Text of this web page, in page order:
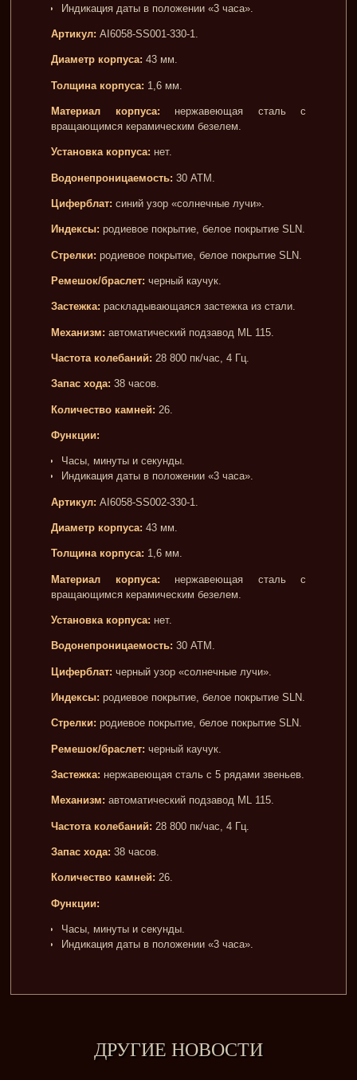
Индикация даты в положении «3 часа».
Артикул: AI6058-SS001-330-1.
Диаметр корпуса: 43 мм.
Толщина корпуса: 1,6 мм.
Материал корпуса: нержавеющая сталь с
вращающимся керамическим безелем.
Установка корпуса: нет.
Водонепроницаемость: 30 АТМ.
Циферблат: синий узор «солнечные лучи».
Индексы: родиевое покрытие, белое покрытие SLN.
Стрелки: родиевое покрытие, белое покрытие SLN.
Ремешок/браслет: черный каучук.
Застежка: раскладывающаяся застежка из стали.
Механизм: автоматический подзавод ML 115.
Частота колебаний: 28 800 пк/час, 4 Гц.
Запас хода: 38 часов.
Количество камней: 26.
Функции:
Часы, минуты и секунды.
Индикация даты в положении «3 часа».
Артикул: AI6058-SS002-330-1.
Диаметр корпуса: 43 мм.
Толщина корпуса: 1,6 мм.
Материал корпуса: нержавеющая сталь с
вращающимся керамическим безелем.
Установка корпуса: нет.
Водонепроницаемость: 30 АТМ.
Циферблат: черный узор «солнечные лучи».
Индексы: родиевое покрытие, белое покрытие SLN.
Стрелки: родиевое покрытие, белое покрытие SLN.
Ремешок/браслет: черный каучук.
Застежка: нержавеющая сталь с 5 рядами звеньев.
Механизм: автоматический подзавод ML 115.
Частота колебаний: 28 800 пк/час, 4 Гц.
Запас хода: 38 часов.
Количество камней: 26.
Функции:
Часы, минуты и секунды.
Индикация даты в положении «3 часа».
ДРУГИЕ НОВОСТИ